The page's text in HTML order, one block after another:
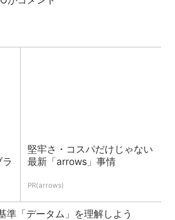
堅牢さ・コスパだけじゃない
最新「arrows」事情
PR(arrows)
準「データム」を理解しよう